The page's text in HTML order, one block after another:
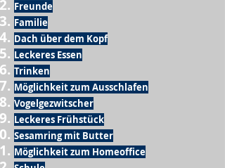
Freunde
Familie
Dach über dem Kopf
Leckeres Essen
Trinken
Möglichkeit zum Ausschlafen
Vogelgezwitscher
Leckeres Frühstück
Sesamring mit Butter
Möglichkeit zum Homeoffice